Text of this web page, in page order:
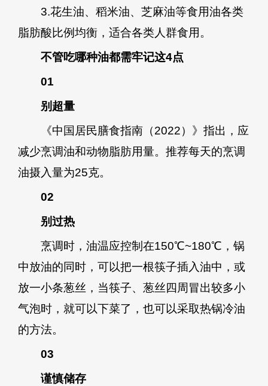
3.花生油、稻米油、芝麻油等食用油各类
脂肪酸比例均衡，适合各类人群食用。
不管吃哪种油都需牢记这4点
01
别超量
《中国居民膳食指南（2022）》指出，应
减少烹调油和动物脂肪用量。推荐每天的烹调
油摄入量为25克。
02
别过热
烹调时，油温应控制在150℃~180℃，锅
中放油的同时，可以把一根筷子插入油中，或
放一小条葱丝，当筷子、葱丝四周冒出较多小
气泡时，就可以下菜了，也可以采取热锅冷油
的方法。
03
谨慎储存